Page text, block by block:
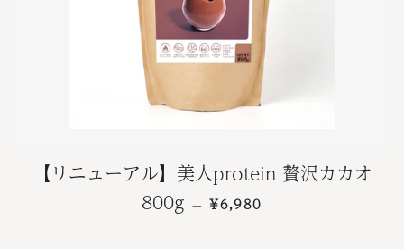
【リニューアル】美人protein 贅沢カカオ
800g — 通常価格
¥6,980